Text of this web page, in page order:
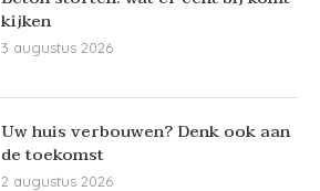
kijken
3 augustus 2026
Uw huis verbouwen? Denk ook aan
de toekomst
2 augustus 2026